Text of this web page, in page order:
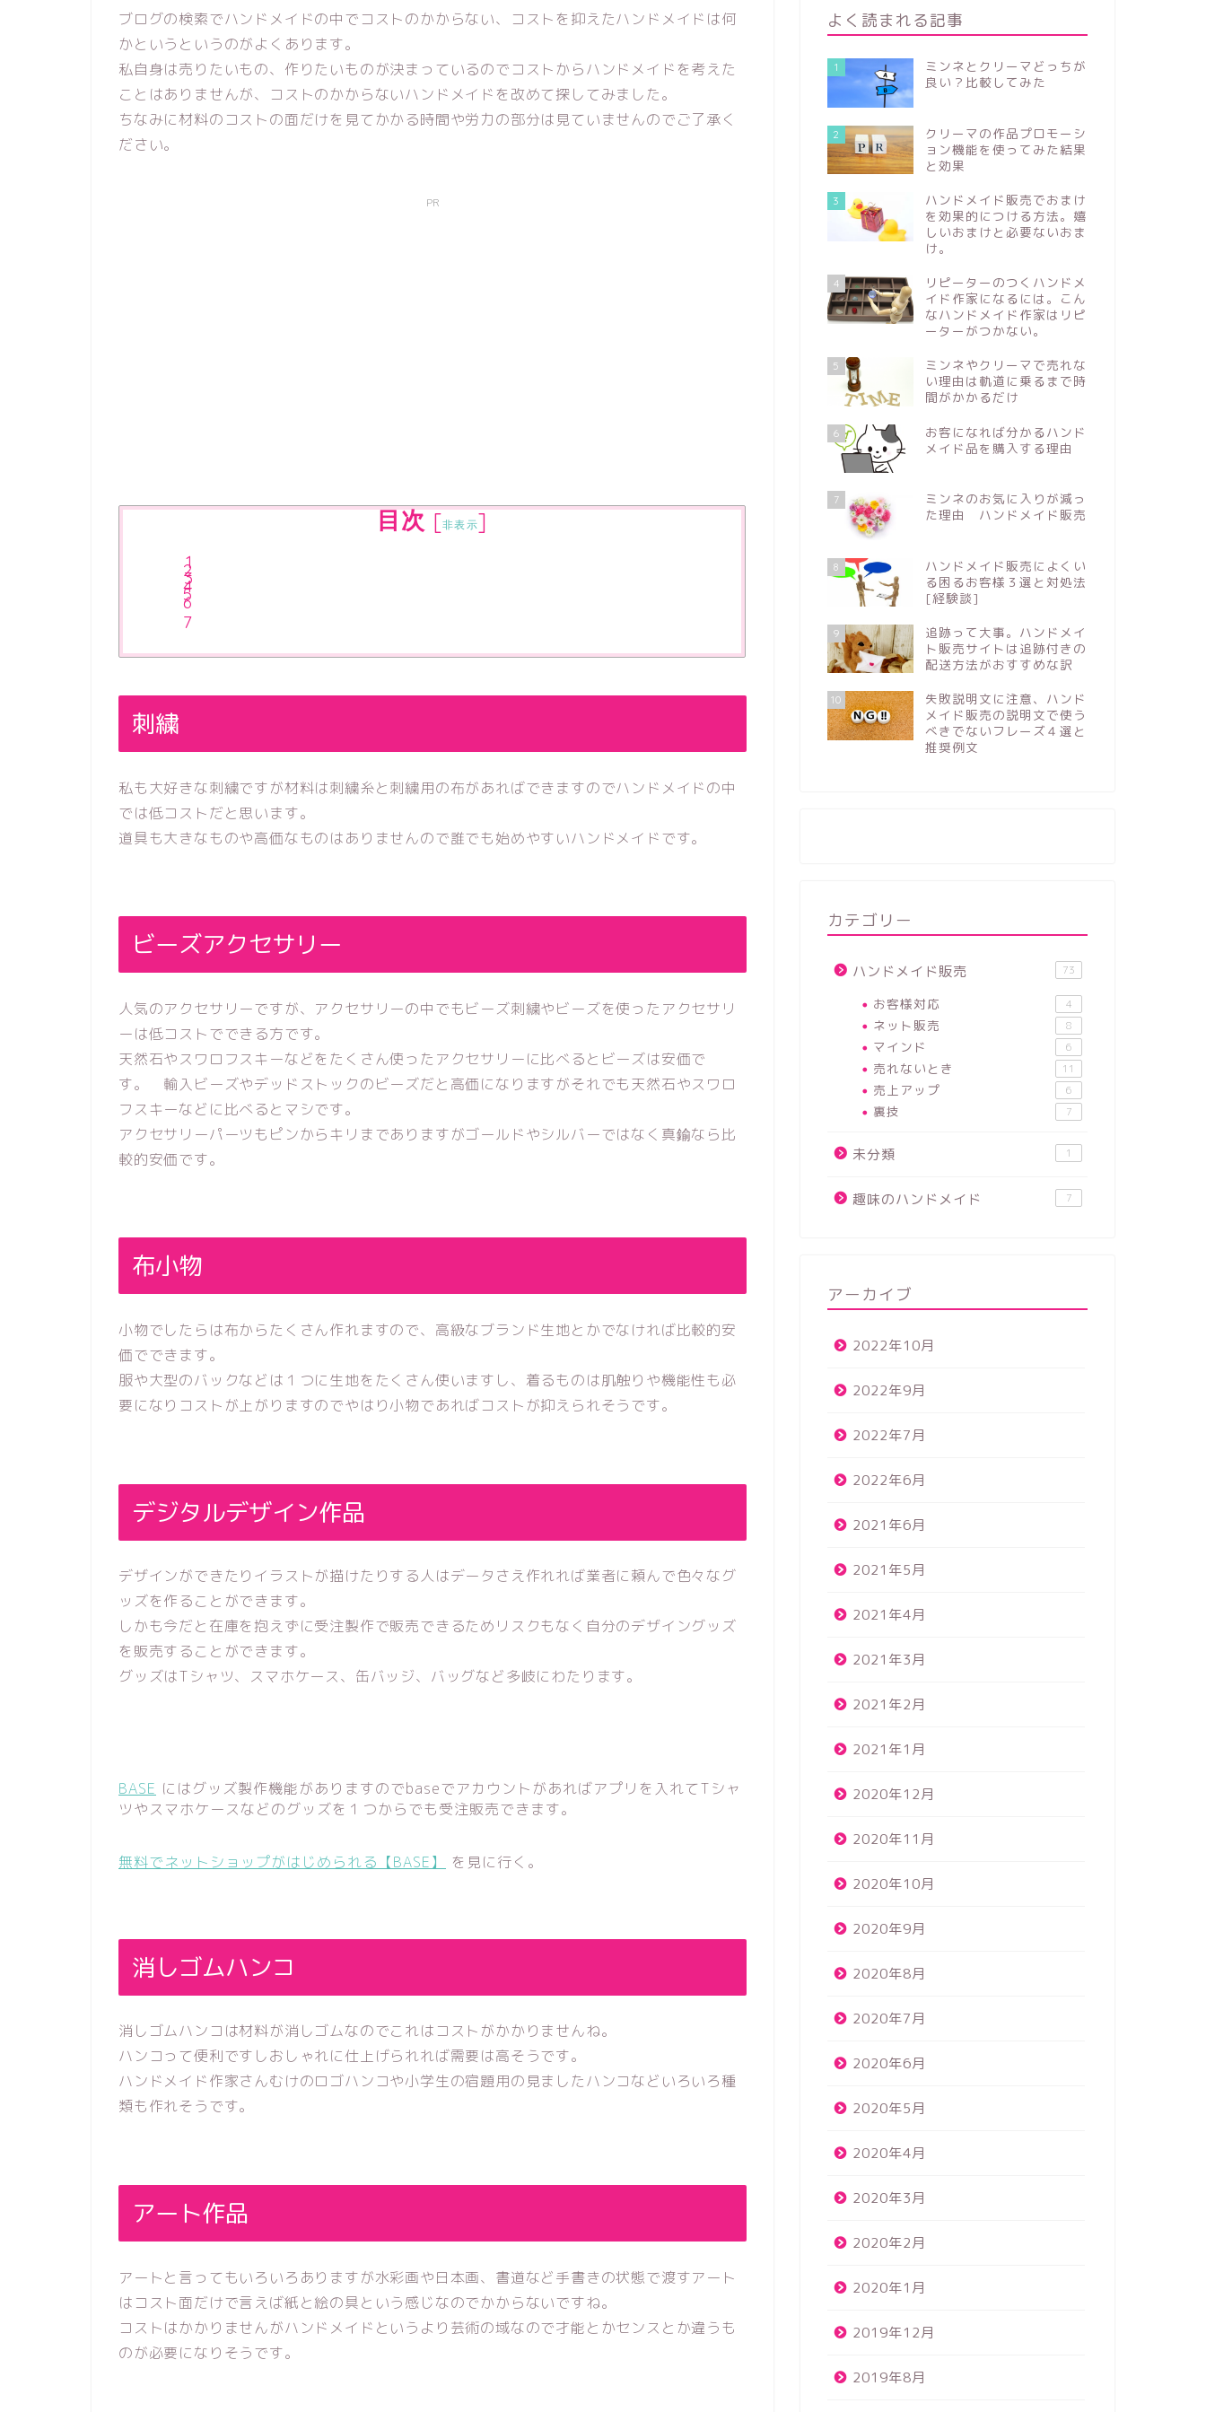
ブログの検索でハンドメイドの中でコストのかからない、コストを抑えたハンドメイドは何
かというというのがよくあります。
私自身は売りたいもの、作りたいものが決まっているのでコストからハンドメイドを考えた
ことはありませんが、コストのかからないハンドメイドを改めて探してみました。
ちなみに材料のコストの面だけを見てかかる時間や労力の部分は見ていませんのでご了承く
ださい。
PR
目次 [非表示]
刺繍
私も大好きな刺繍ですが材料は刺繍糸と刺繍用の布があればできますのでハンドメイドの中
では低コストだと思います。
道具も大きなものや高価なものはありませんので誰でも始めやすいハンドメイドです。
ビーズアクセサリー
人気のアクセサリーですが、アクセサリーの中でもビーズ刺繍やビーズを使ったアクセサリ
ーは低コストでできる方です。
天然石やスワロフスキーなどをたくさん使ったアクセサリーに比べるとビーズは安価で
す。 輸入ビーズやデッドストックのビーズだと高価になりますがそれでも天然石やスワロ
フスキーなどに比べるとマシです。
アクセサリーパーツもピンからキリまでありますがゴールドやシルバーではなく真鍮なら比
較的安価です。
布小物
小物でしたらは布からたくさん作れますので、高級なブランド生地とかでなければ比較的安
価でできます。
服や大型のバックなどは１つに生地をたくさん使いますし、着るものは肌触りや機能性も必
要になりコストが上がりますのでやはり小物であればコストが抑えられそうです。
デジタルデザイン作品
デザインができたりイラストが描けたりする人はデータさえ作れれば業者に頼んで色々なグ
ッズを作ることができます。
しかも今だと在庫を抱えずに受注製作で販売できるためリスクもなく自分のデザイングッズ
を販売することができます。
グッズはTシャツ、スマホケース、缶バッジ、バッグなど多岐にわたります。
BASE にはグッズ製作機能がありますのでbaseでアカウントがあればアプリを入れてTシャ
ツやスマホケースなどのグッズを１つからでも受注販売できます。
無料でネットショップがはじめられる【BASE】 を見に行く。
消しゴムハンコ
消しゴムハンコは材料が消しゴムなのでこれはコストがかかりませんね。
ハンコって便利ですしおしゃれに仕上げられれば需要は高そうです。
ハンドメイド作家さんむけのロゴハンコや小学生の宿題用の見ましたハンコなどいろいろ種
類も作れそうです。
アート作品
アートと言ってもいろいろありますが水彩画や日本画、書道など手書きの状態で渡すアート
はコスト面だけで言えば紙と絵の具という感じなのでかからないですね。
コストはかかりませんがハンドメイドというより芸術の域なので才能とかセンスとか違うも
のが必要になりそうです。
よく読まれる記事
1
ミンネとクリーマどっちが
良い？比較してみた
2
クリーマの作品プロモーシ
ョン機能を使ってみた結果
と効果
3
ハンドメイド販売でおまけ
を効果的につける方法。嬉
しいおまけと必要ないおま
け。
4
リピーターのつくハンドメ
イド作家になるには。こん
なハンドメイド作家はリピ
ーターがつかない。
5
ミンネやクリーマで売れな
い理由は軌道に乗るまで時
間がかかるだけ
6
お客になれば分かるハンド
メイド品を購入する理由
7
ミンネのお気に入りが減っ
た理由 ハンドメイド販売
8
ハンドメイド販売によくい
る困るお客様３選と対処法
[経験談]
9
追跡って大事。ハンドメイ
ト販売サイトは追跡付きの
配送方法がおすすめな訳
10
失敗説明文に注意、ハンド
メイド販売の説明文で使う
べきでないフレーズ４選と
推奨例文
カテゴリー
ハンドメイド販売 73
お客様対応 4
ネット販売 8
マインド 6
売れないとき 11
売上アップ 6
裏技 7
未分類 1
趣味のハンドメイド 7
アーカイブ
2022年10月
2022年9月
2022年7月
2022年6月
2021年6月
2021年5月
2021年4月
2021年3月
2021年2月
2021年1月
2020年12月
2020年11月
2020年10月
2020年9月
2020年8月
2020年7月
2020年6月
2020年5月
2020年4月
2020年3月
2020年2月
2020年1月
2019年12月
2019年8月